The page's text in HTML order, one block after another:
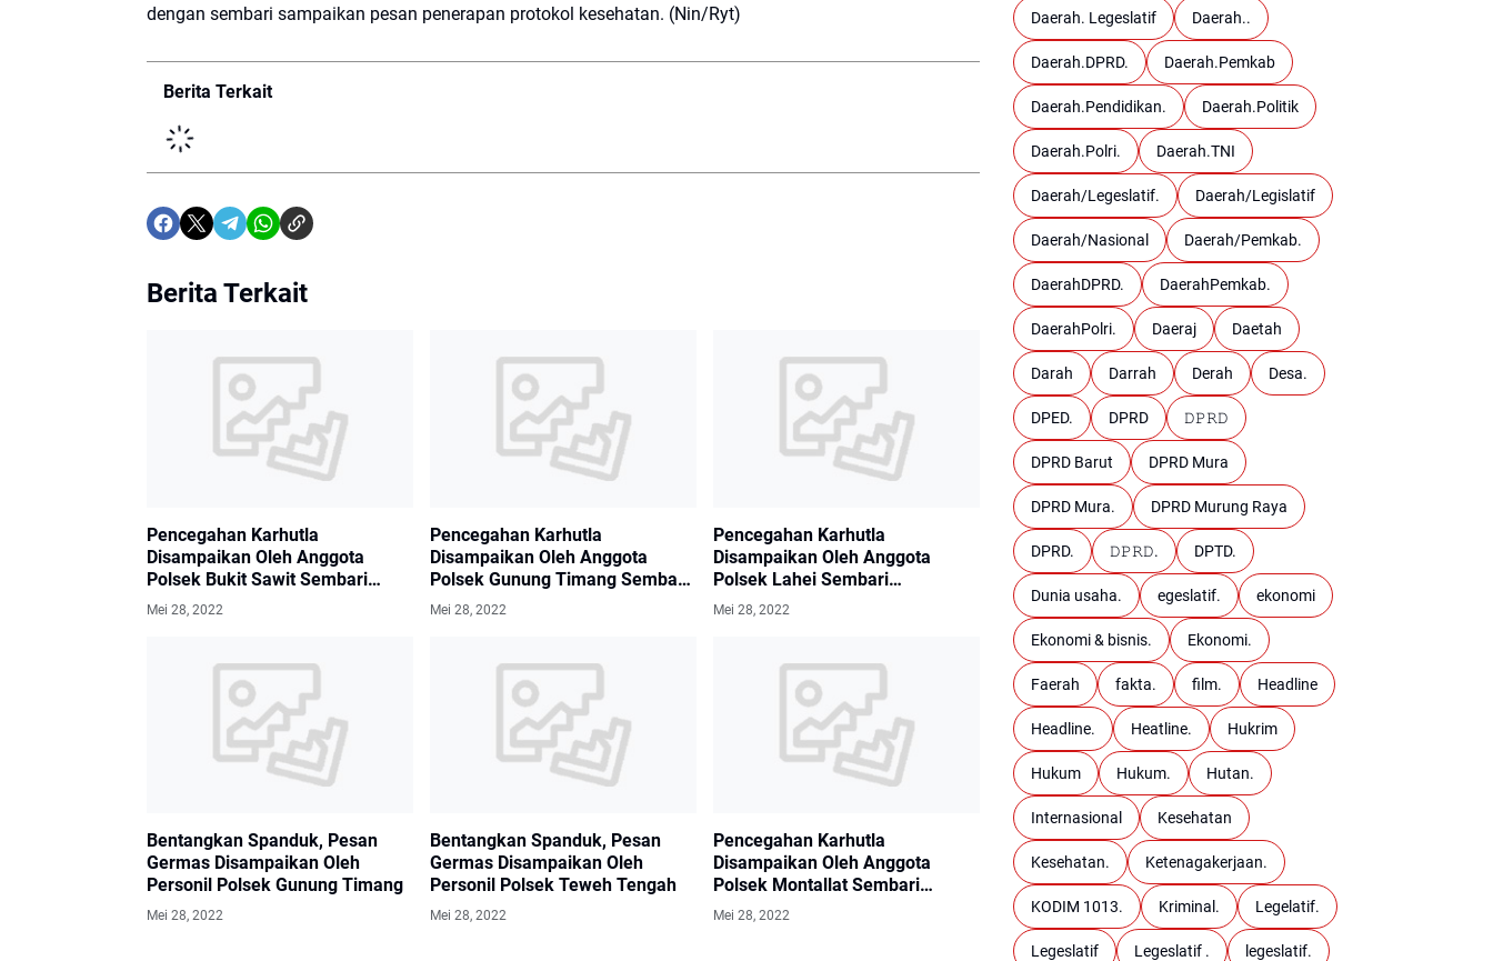
dengan sembari sampaikan pesan penerapan protokol kesehatan. (Nin/Ryt)
Berita Terkait
Berita Terkait
Pencegahan Karhutla
Disampaikan Oleh Anggota
Polsek Bukit Sawit Sembari
Bentangkan Spanduk Imbauan
Mei 28, 2022
Pencegahan Karhutla
Disampaikan Oleh Anggota
Polsek Gunung Timang Sembari
Bentangkan Spanduk Imbauan
Mei 28, 2022
Pencegahan Karhutla
Disampaikan Oleh Anggota
Polsek Lahei Sembari
Bentangkan Spanduk Imbauan
Mei 28, 2022
Bentangkan Spanduk, Pesan
Germas Disampaikan Oleh
Personil Polsek Gunung Timang
Mei 28, 2022
Bentangkan Spanduk, Pesan
Germas Disampaikan Oleh
Personil Polsek Teweh Tengah
Mei 28, 2022
Pencegahan Karhutla
Disampaikan Oleh Anggota
Polsek Montallat Sembari
Bentangkan Spanduk Imbauan
Mei 28, 2022
Daerah. Legeslatif Daerah..
Daerah.DPRD. Daerah.Pemkab
Daerah.Pendidikan. Daerah.Politik
Daerah.Polri. Daerah.TNI
Daerah/Legeslatif. Daerah/Legislatif
Daerah/Nasional Daerah/Pemkab.
DaerahDPRD. DaerahPemkab.
DaerahPolri. Daeraj Daetah
Darah Darrah Derah Desa.
DPED. DPRD 𝙳𝙿𝚁𝙳
DPRD Barut DPRD Mura
DPRD Mura. DPRD Murung Raya
DPRD. 𝙳𝙿𝚁𝙳. DPTD.
Dunia usaha. egeslatif. ekonomi
Ekonomi & bisnis. Ekonomi.
Faerah fakta. film. Headline
Headline. Heatline. Hukrim
Hukum Hukum. Hutan.
Internasional Kesehatan
Kesehatan. Ketenagakerjaan.
KODIM 1013. Kriminal. Legelatif.
Legeslatif Legeslatif . legeslatif.